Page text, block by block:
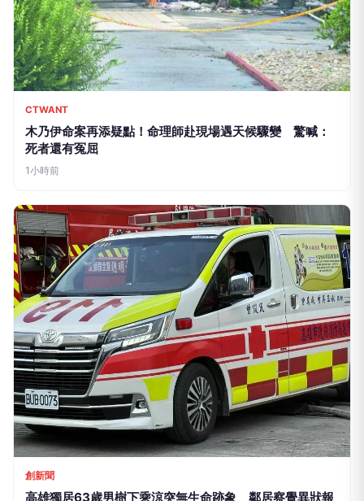
CTWANT
木乃伊命案再添疑點！命理師赴現場遇天候驟變 驚喊：
死者還有冤屈
1小時前
創新聞
高雄獨居63歲男樹下乘涼突無生命跡象 鄰居察覺異狀報